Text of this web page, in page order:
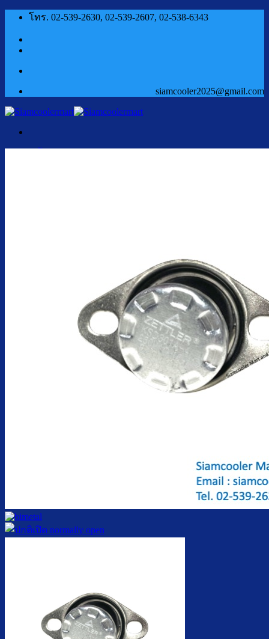
ข้าม
โทร. 02-539-2630, 02-539-2607, 02-538-6343
siamcooler2025@gmail.com
ตู้กดน้ำเย็น น้ำร้อน สแตนเลส
ตู้กดน้ำเย็น มือกดเท้าเหยียบ
ล้างตู้กดน้ำเย็น
เปลี่ยนไส้กรองน้ำ
ผลงานของเรา